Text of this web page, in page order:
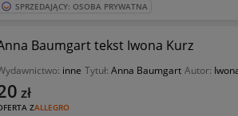
SPRZEDAJĄCY: OSOBA PRYWATNA
Baumgart tekst Iwona Kurz
inne Tytuł: Anna Baumgart Autor:
ZALLEGRO
zł